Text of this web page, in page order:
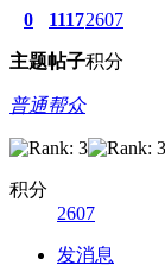
0
主题
1117
帖子
2607
积分
普通帮众
积分
2607
发消息